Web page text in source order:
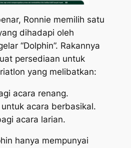
Ronnie memilih satu
dihadapi oleh
“Dolphin”. Rakannya
persediaan untuk
yang melibatkan:
acara renang.
acara berbasikal.
acara larian.
hanya mempunyai